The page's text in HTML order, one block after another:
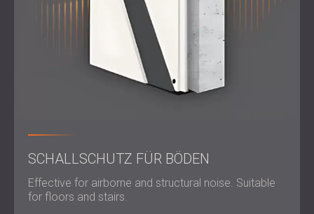
SCHALLSCHUTZ FÜR BÖDEN
Effective for airborne and structural noise. Suitable
for floors and stairs.